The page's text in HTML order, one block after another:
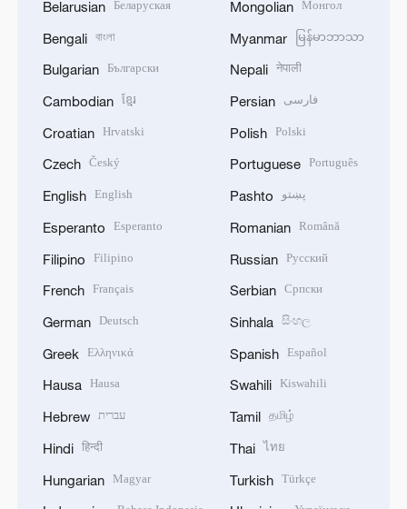
Belarusian Беларуская
Bengali বাংলা
Bulgarian Български
Cambodian ខ្មែរ
Croatian Hrvatski
Czech Český
English English
Esperanto Esperanto
Filipino Filipino
French Français
German Deutsch
Greek Ελληνικά
Hausa Hausa
Hebrew עברית
Hindi हिन्दी
Hungarian Magyar
Mongolian Монгол
Myanmar မြန်မာဘာသာ
Nepali नेपाली
Persian فارسی
Polish Polski
Portuguese Português
Pashto پښتو
Romanian Română
Russian Русский
Serbian Српски
Sinhala සිංහල
Spanish Español
Swahili Kiswahili
Tamil தமிழ்
Thai ไทย
Turkish Türkçe